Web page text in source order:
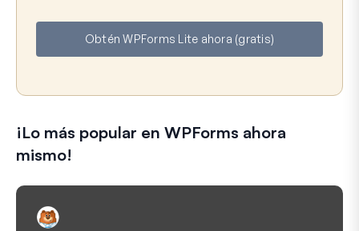
b
e
r
e
o
l
c
ó
Obtén WPForms Lite ahora (gratis)
¡Lo más popular en WPForms ahora
mismo!